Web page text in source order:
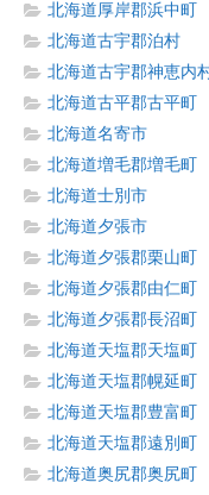
北海道厚岸郡浜中町
北海道古宇郡泊村
北海道古宇郡神恵内
北海道古平郡古平町
北海道名寄市
北海道増毛郡増毛町
北海道士別市
北海道夕張市
北海道夕張郡栗山町
北海道夕張郡由仁町
北海道夕張郡長沼町
北海道天塩郡天塩町
北海道天塩郡幌延町
北海道天塩郡豊富町
北海道天塩郡遠別町
北海道奥尻郡奥尻町